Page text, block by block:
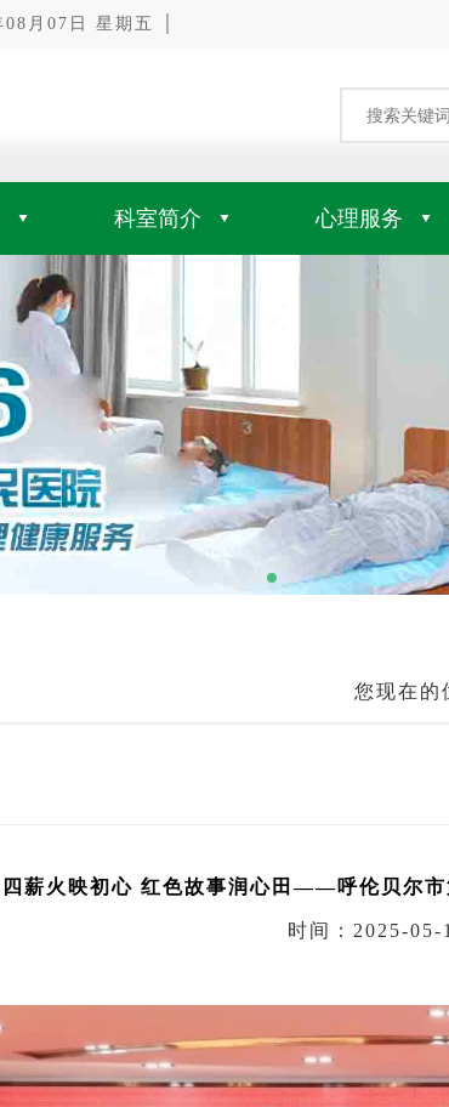
月07日 星期五 │
科室简介 心理服务
您现在的
薪火映初心 红色故事润心田——呼伦贝尔
时间：2025-05-